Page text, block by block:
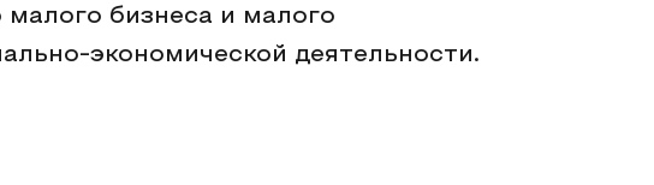
бизнеса и малого
экономической деятельности.